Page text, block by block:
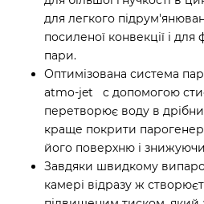
для легкого
посиленої конвекції і
пари.
Оптимізована система
atmo-jet c допомогою
перетворює воду в
краще покрити
його поверхню і
Завдяки швидкому
камері відразу ж